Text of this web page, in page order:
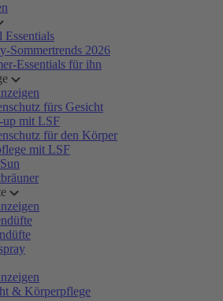
Essentials
Sommertrends 2026
Essentials für ihn
fürs Gesicht
up mit LSF
für den Körper
mit LSF
& Körperpflege